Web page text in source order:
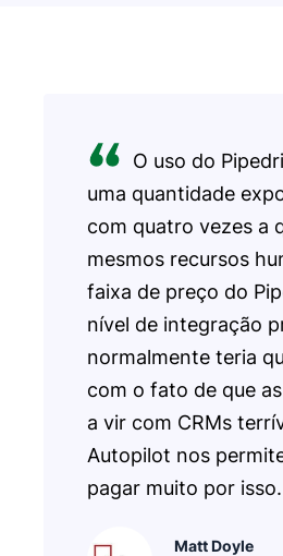
O uso do
uma quantidade
com quatro vezes a
mesmos recursos
faixa de preço do
nível de integração
normalmente teria
com o fato de que
a vir com CRMs
Autopilot nos
pagar muito por isso.
Matt Doyle